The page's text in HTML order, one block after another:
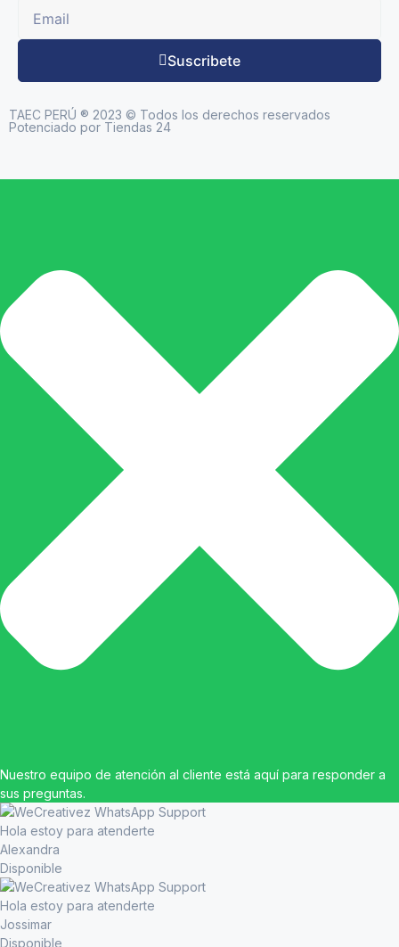
Suscribete
TAEC PERÚ ® 2023 © Todos los derechos reservados
Potenciado por Tiendas 24
Nuestro equipo de atención al cliente está aquí para responder a
sus preguntas.
Hola estoy para atenderte
Alexandra
Disponible
Hola estoy para atenderte
Jossimar
Disponible